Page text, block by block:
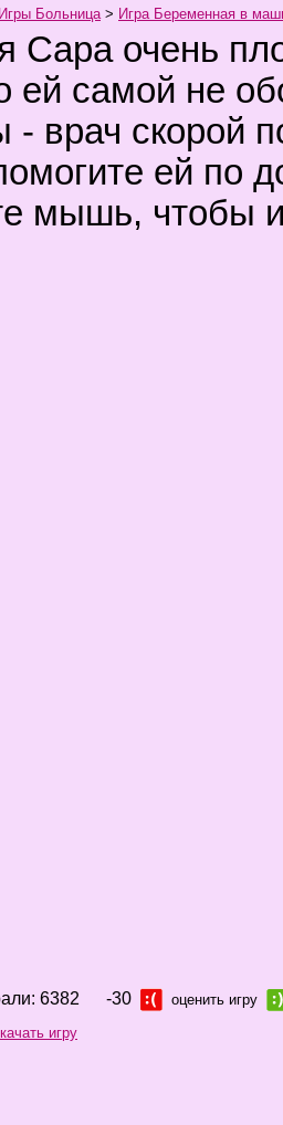
Игры Больница> Игра Беременная в
Сара очень
ей самой не
врач скорой
ей по
мышь, чтобы
6382 -30
оценить игру
игру